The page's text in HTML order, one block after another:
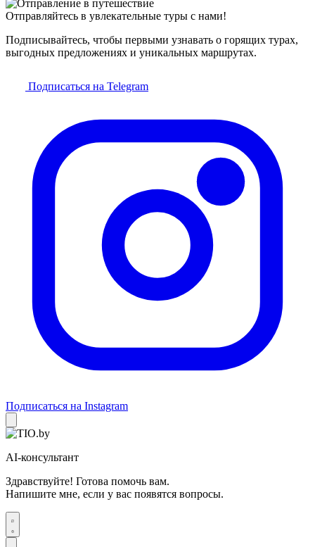
Отправляйтесь в увлекательные туры с нами!
Подписывайтесь, чтобы первыми узнавать о горящих турах,
выгодных предложениях и уникальных маршрутах.
Подписаться на Telegram
Подписаться на Instagram
AI-консультант
Здравствуйте! Готова помочь вам.
Напишите мне, если у вас появятся вопросы.